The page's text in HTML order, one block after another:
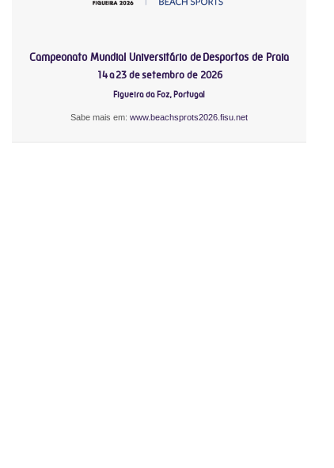
Campeonato Mundial Universitário de Desportos de Praia
14 a 23 de setembro de 2026
Figueira da Foz, Portugal
Sabe mais em:www.beachsprots2026.fisu.net